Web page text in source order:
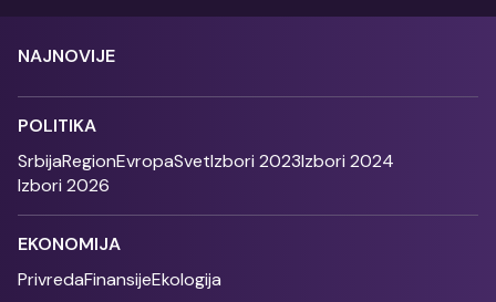
NAJNOVIJE
POLITIKA
SrbijaRegionEvropaSvetIzbori 2023Izbori 2024
Izbori 2026
EKONOMIJA
PrivredaFinansijeEkologija